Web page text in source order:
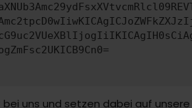
bei uns und setzen dabei auf